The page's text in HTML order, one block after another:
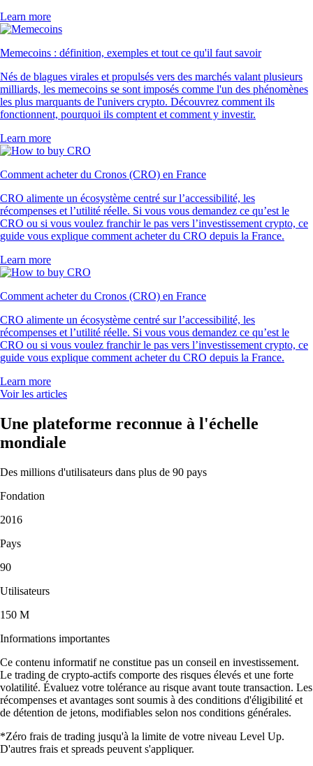
Learn more
Memecoins : définition, exemples et tout ce qu'il faut savoir
Nés de blagues virales et propulsés vers des marchés valant plusieurs
milliards, les memecoins se sont imposés comme l'un des phénomènes
les plus marquants de l'univers crypto. Découvrez comment ils
fonctionnent, pourquoi ils comptent et comment y investir.
Learn more
Comment acheter du Cronos (CRO) en France
CRO alimente un écosystème centré sur l’accessibilité, les
récompenses et l’utilité réelle. Si vous vous demandez ce qu’est le
CRO ou si vous voulez franchir le pas vers l’investissement crypto, ce
guide vous explique comment acheter du CRO depuis la France.
Learn more
Comment acheter du Cronos (CRO) en France
CRO alimente un écosystème centré sur l’accessibilité, les
récompenses et l’utilité réelle. Si vous vous demandez ce qu’est le
CRO ou si vous voulez franchir le pas vers l’investissement crypto, ce
guide vous explique comment acheter du CRO depuis la France.
Learn more
Voir les articles
Une plateforme reconnue à l'échelle
mondiale
Des millions d'utilisateurs dans plus de 90 pays
Fondation
2016
Pays
90
Utilisateurs
150 M
Informations importantes
Ce contenu informatif ne constitue pas un conseil en investissement.
Le trading de crypto-actifs comporte des risques élevés et une forte
volatilité. Évaluez votre tolérance au risque avant toute transaction. Les
récompenses et avantages sont soumis à des conditions d'éligibilité et
de détention de jetons, modifiables selon nos conditions générales.
*Zéro frais de trading jusqu'à la limite de votre niveau Level Up.
D'autres frais et spreads peuvent s'appliquer.